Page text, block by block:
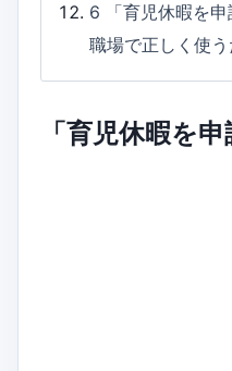
6
「育児休暇を
職場で正しく使
「育児休暇を